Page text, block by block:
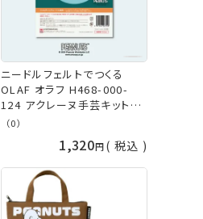
ニードルフェルトでつくる
OLAF オラフ H468-000-
124 アクレーヌ手芸キット
PEANUTS 羊毛フェルト 羊毛
ーヌ キット ネコポス可
（0）
1,320 税込